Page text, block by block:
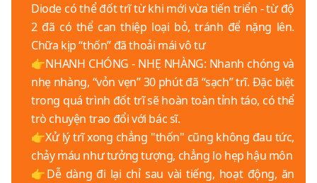
Diode có thể đốt trĩ từ khi mới vừa tiến triển - từ độ
2 đã có thể can thiệp loại bỏ, tránh để nặng lên.
Chữa kịp “thốn” đã thoải mái vô tư
👉NHANH CHÓNG - NHẸ NHÀNG: Nhanh chóng và
nhẹ nhàng, “vỏn vẹn” 30 phút đã “sạch” trĩ. Đặc biệt
trong quá trình đốt trĩ sẽ hoàn toàn tỉnh táo, có thể
trò chuyện trao đổi với bác sĩ.
👉Xử lý trĩ xong chẳng "thốn" cũng không đau tức,
chảy máu như tưởng tượng, chẳng lo hẹp hậu môn
👉Dễ dàng đi lại chỉ sau vài tiếng, hoạt động, ăn